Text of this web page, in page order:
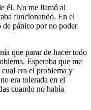
él. No me llamó al
funcionando. En el
de pánico por no poder
que parar de hacer todo
Esperaba que me
era el problema y
era tolerada en el
cuando no había